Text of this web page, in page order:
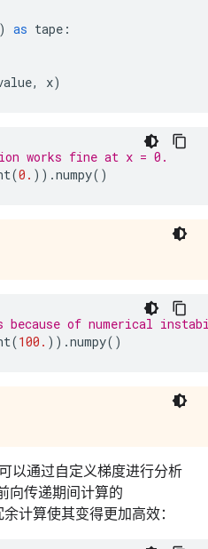
as tape :
, x)
works fine at x = 0.
(0. )) .numpy()
because of numerical
(100. )) .numpy()
以通过自定义梯度进行分析
向传递期间计算的
计算使其变得更加高效：